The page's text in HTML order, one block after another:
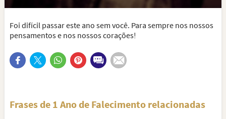
Foi difícil passar este ano sem você. Para sempre nos nossos
pensamentos e nos nossos corações!
Frases de 1 Ano de Falecimento relacionadas